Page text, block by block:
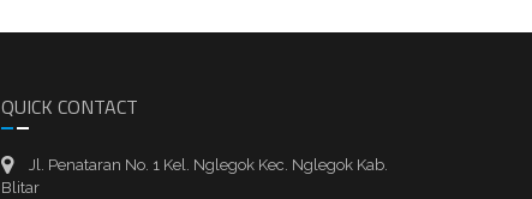
QUICK CONTACT
Jl. Penataran No. 1 Kel. Nglegok Kec. Nglegok Kab.
Blitar